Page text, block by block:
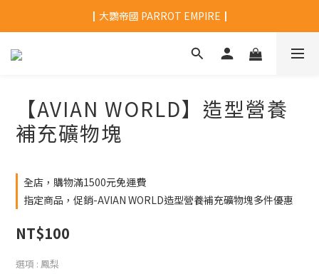
┃大鸚帝國 PARROT EMPIRE┃
【AVIAN WORLD】造型營養
補充礦物塊
全店，購物滿1500元免運費
指定商品，促銷-AVIAN WORLD造型營養補充礦物塊多件優惠
NT$100
選項 : 鳳梨